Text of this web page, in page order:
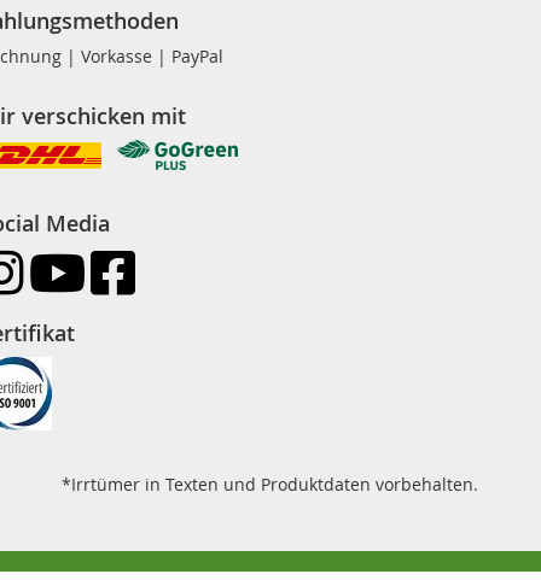
| Vorkasse | PayPal
verschicken mit
Media
*Irrtümer in Texten und Produktdaten vorbehalten.